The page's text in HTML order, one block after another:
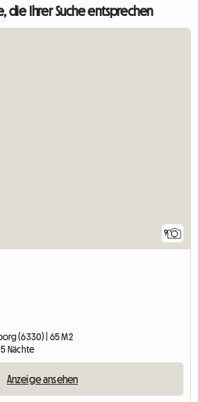
die Ihrer Suche entsprechen
9
(6330) | 65 M2
Nächte
Anzeige ansehen